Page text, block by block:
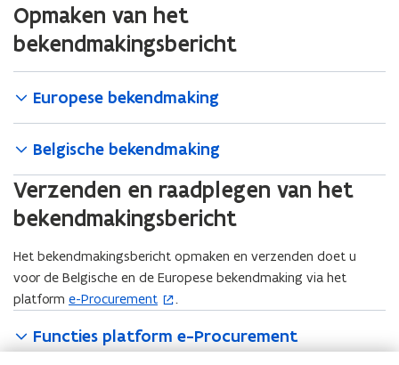
Opmaken van het
bekendmakingsbericht
Europese bekendmaking
Belgische bekendmaking
Verzenden en raadplegen van het
bekendmakingsbericht
Het bekendmakingsbericht opmaken en verzenden doet u
voor de Belgische en de Europese bekendmaking via het
platform e-Procurement
(
p
.
Functies platform e-Procurement